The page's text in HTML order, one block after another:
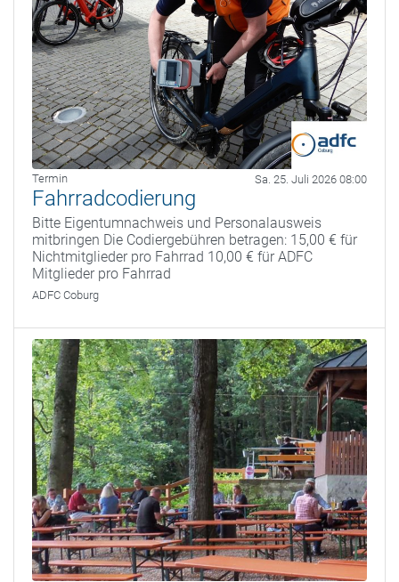
Termin Sa. 25. Juli 2026 08:00
Fahrradcodierung
Bitte Eigentumnachweis und Personalausweis
mitbringen Die Codiergebühren betragen: 15,00 € für
Nichtmitglieder pro Fahrrad 10,00 € für ADFC
Mitglieder pro Fahrrad
ADFC Coburg